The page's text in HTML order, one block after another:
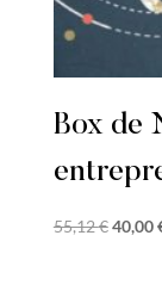
Box de
55,12€Le
40,00